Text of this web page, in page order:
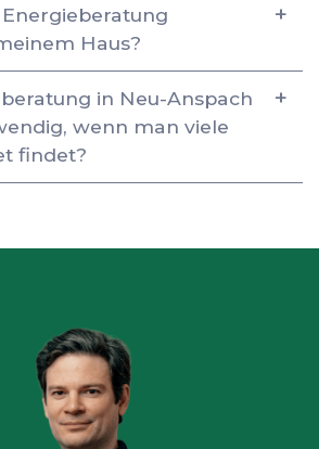
Haus?
in Neu-Anspach
wenn man viele
findet?